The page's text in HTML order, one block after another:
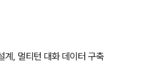
계, 멀티턴 대화 데이터 구축